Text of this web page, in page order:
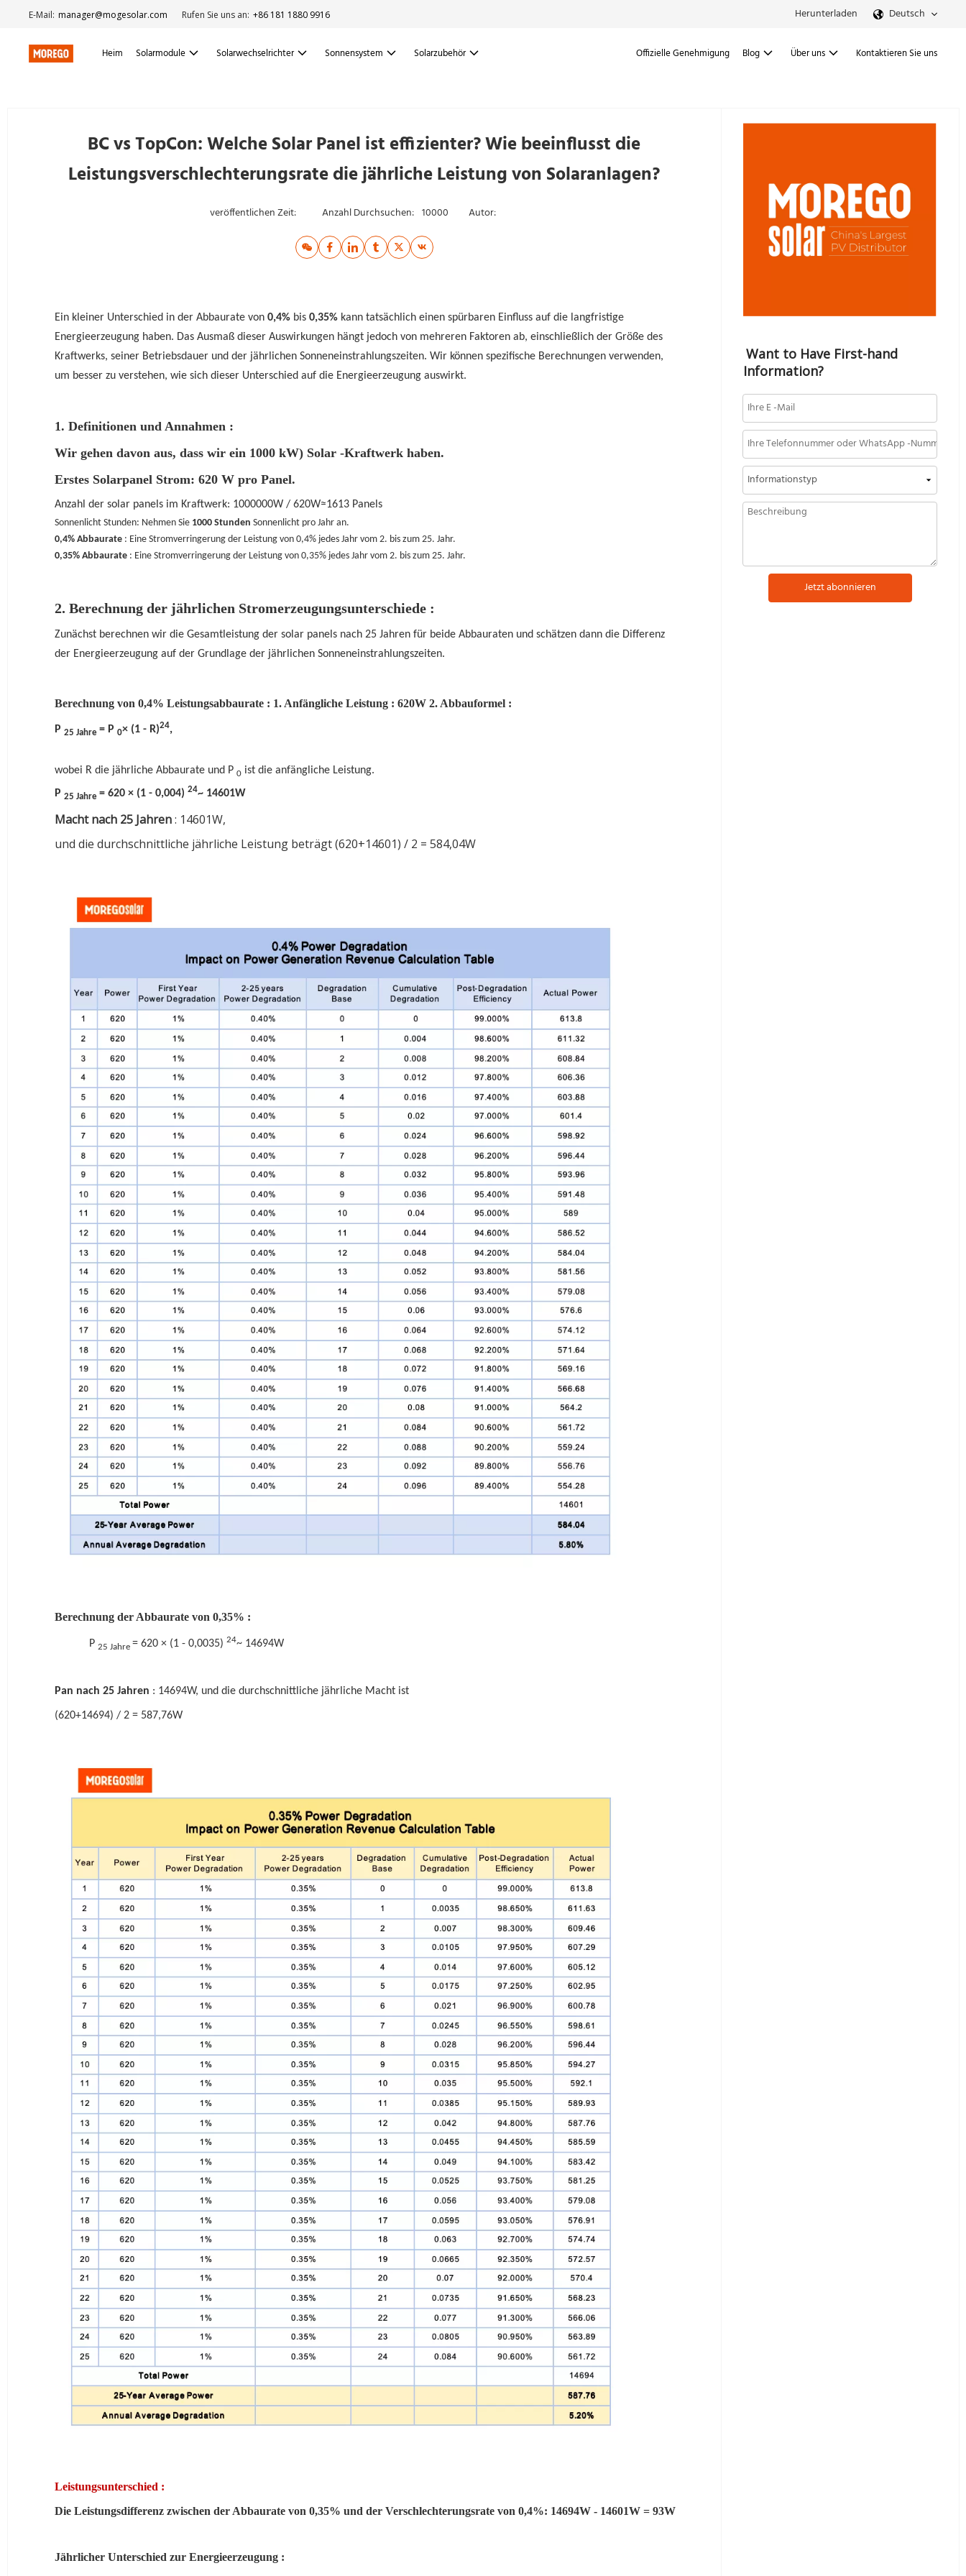
E-Mail: manager@mogesolar.com Rufen Sie uns an: +86 181 1880 9916 Herunterladen Deutsch
Heim Solarmodule Solarwechselrichter Sonnensystem Solarzubehör Offizielle Genehmigung Blog Über uns Kontaktieren Sie uns
BC vs TopCon: Welche Solar Panel ist effizienter? Wie beeinflusst die
Leistungsverschlechterungsrate die jährliche Leistung von Solaranlagen?
veröffentlichen Zeit: Anzahl Durchsuchen: 10000 Autor:
Ein kleiner Unterschied in der Abbaurate von 0,4% bis 0,35% kann tatsächlich einen spürbaren Einfluss auf die langfristige
Energieerzeugung haben. Das Ausmaß dieser Auswirkungen hängt jedoch von mehreren Faktoren ab, einschließlich der Größe des
Kraftwerks, seiner Betriebsdauer und der jährlichen Sonneneinstrahlungszeiten. Wir können spezifische Berechnungen verwenden,
um besser zu verstehen, wie sich dieser Unterschied auf die Energieerzeugung auswirkt.
1. Definitionen und Annahmen :
Wir gehen davon aus, dass wir ein 1000 kW) Solar -Kraftwerk haben.
Erstes Solarpanel Strom: 620 W pro Panel.
Anzahl der solar panels im Kraftwerk: 1000000W / 620W≈1613 Panels
Sonnenlicht Stunden: Nehmen Sie 1000 Stunden Sonnenlicht pro Jahr an.
0,4% Abbaurate : Eine Stromverringerung der Leistung von 0,4% jedes Jahr vom 2. bis zum 25. Jahr.
0,35% Abbaurate : Eine Stromverringerung der Leistung von 0,35% jedes Jahr vom 2. bis zum 25. Jahr.
2. Berechnung der jährlichen Stromerzeugungsunterschiede :
Zunächst berechnen wir die Gesamtleistung der solar panels nach 25 Jahren für beide Abbauraten und schätzen dann die Differenz
der Energieerzeugung auf der Grundlage der jährlichen Sonneneinstrahlungszeiten.
Berechnung von 0,4% Leistungsabbaurate : 1. Anfängliche Leistung : 620W 2. Abbauformel :
P 25 Jahre = P 0× (1 - R)24,
wobei R die jährliche Abbaurate und P 0 ist die anfängliche Leistung.
P 25 Jahre = 620 × (1 - 0,004) 24~ 14601W
Macht nach 25 Jahren: 14601W,
und die durchschnittliche jährliche Leistung beträgt (620+14601) / 2 = 584,04W
Berechnung der Abbaurate von 0,35% :
P 25 Jahre = 620 × (1 - 0,0035) 24~ 14694W
Pan nach 25 Jahren : 14694W, und die durchschnittliche jährliche Macht ist
(620+14694) / 2 = 587,76W
Leistungsunterschied :
Die Leistungsdifferenz zwischen der Abbaurate von 0,35% und der Verschlechterungsrate von 0,4%: 14694W - 14601W = 93W
Jährlicher Unterschied zur Energieerzeugung :
Want to Have First-hand
Information?
Jetzt abonnieren